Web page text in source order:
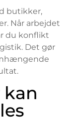
butikker,
Når arbejdet
du konflikt
Det gør